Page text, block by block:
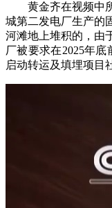
黄金齐在视频中所
城第二发电厂生产的
河滩地上堆积的，由
厂被要求在2025年底
启动转运及填埋项目